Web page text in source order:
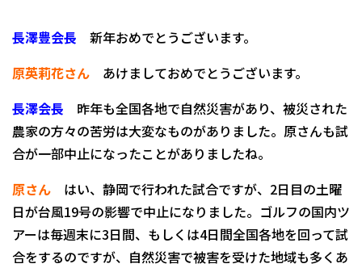
長澤豊会長 新年おめでとうございます。
原英莉花さん あけましておめでとうございます。
長澤会長 昨年も全国各地で自然災害があり、被災された
農家の方々の苦労は大変なものがありました。原さんも試
合が一部中止になったことがありましたね。
原さん はい、静岡で行われた試合ですが、2日目の土曜
日が台風19号の影響で中止になりました。ゴルフの国内ツ
アーは毎週末に3日間、もしくは4日間全国各地を回って試
合をするのですが、自然災害で被害を受けた地域も多くあ